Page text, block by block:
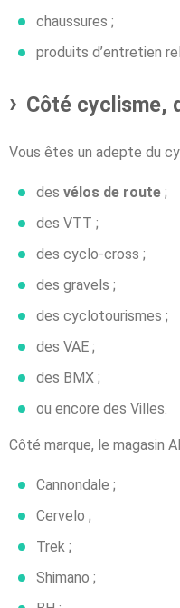
chaussures ;
produits d’entretien
Côté cyclisme,
Vous êtes un adepte du
des vélos de route ;
des VTT ;
des cyclo-cross ;
des gravels ;
des cyclotourismes ;
des VAE ;
des BMX ;
ou encore des Villes.
Côté marque, le magasin
Cannondale ;
Cervelo ;
Trek ;
Shimano ;